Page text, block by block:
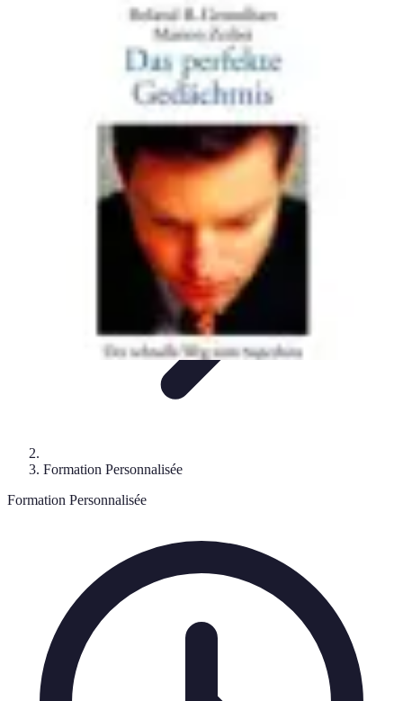
Planification de la formation
Méthodes de FormationConception de formation
Formation Personnalisée
Formation Personnalisée